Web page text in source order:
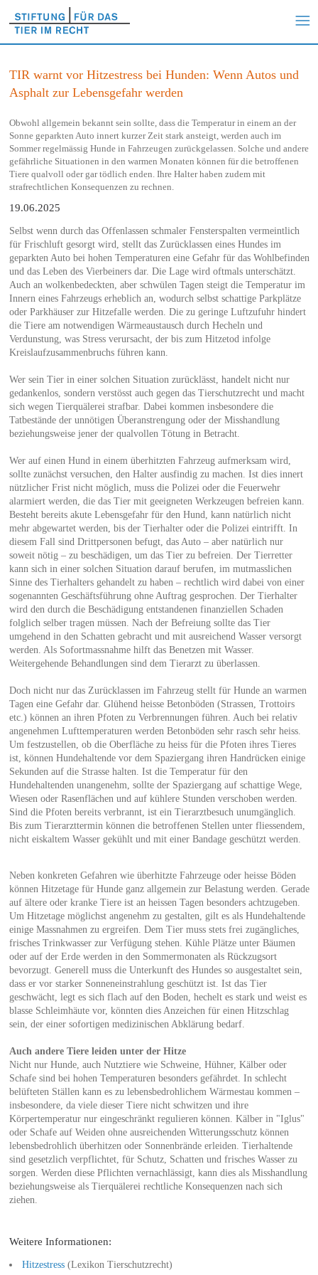
TIR warnt vor Hitzestress bei Hunden: Wenn Autos und
Asphalt zur Lebensgefahr werden
Obwohl allgemein bekannt sein sollte, dass die Temperatur in einem an der
Sonne geparkten Auto innert kurzer Zeit stark ansteigt, werden auch im
Sommer regelmässig Hunde in Fahrzeugen zurückgelassen. Solche und andere
gefährliche Situationen in den warmen Monaten können für die betroffenen
Tiere qualvoll oder gar tödlich enden. Ihre Halter haben zudem mit
strafrechtlichen Konsequenzen zu rechnen.
19.06.2025
Selbst wenn durch das Offenlassen schmaler Fensterspalten vermeintlich
für Frischluft gesorgt wird, stellt das Zurücklassen eines Hundes im
geparkten Auto bei hohen Temperaturen eine Gefahr für das Wohlbefinden
und das Leben des Vierbeiners dar. Die Lage wird oftmals unterschätzt.
Auch an wolkenbedeckten, aber schwülen Tagen steigt die Temperatur im
Innern eines Fahrzeugs erheblich an, wodurch selbst schattige Parkplätze
oder Parkhäuser zur Hitzefalle werden. Die zu geringe Luftzufuhr hindert
die Tiere am notwendigen Wärmeaustausch durch Hecheln und
Verdunstung, was Stress verursacht, der bis zum Hitzetod infolge
Kreislaufzusammenbruchs führen kann.
Wer sein Tier in einer solchen Situation zurücklässt, handelt nicht nur
gedankenlos, sondern verstösst auch gegen das Tierschutzrecht und macht
sich wegen Tierquälerei strafbar. Dabei kommen insbesondere die
Tatbestände der unnötigen Überanstrengung oder der Misshandlung
beziehungsweise jener der qualvollen Tötung in Betracht.
Wer auf einen Hund in einem überhitzten Fahrzeug aufmerksam wird,
sollte zunächst versuchen, den Halter ausfindig zu machen. Ist dies innert
nützlicher Frist nicht möglich, muss die Polizei oder die Feuerwehr
alarmiert werden, die das Tier mit geeigneten Werkzeugen befreien kann.
Besteht bereits akute Lebensgefahr für den Hund, kann natürlich nicht
mehr abgewartet werden, bis der Tierhalter oder die Polizei eintrifft. In
diesem Fall sind Drittpersonen befugt, das Auto – aber natürlich nur
soweit nötig – zu beschädigen, um das Tier zu befreien. Der Tierretter
kann sich in einer solchen Situation darauf berufen, im mutmasslichen
Sinne des Tierhalters gehandelt zu haben – rechtlich wird dabei von einer
sogenannten Geschäftsführung ohne Auftrag gesprochen. Der Tierhalter
wird den durch die Beschädigung entstandenen finanziellen Schaden
folglich selber tragen müssen. Nach der Befreiung sollte das Tier
umgehend in den Schatten gebracht und mit ausreichend Wasser versorgt
werden. Als Sofortmassnahme hilft das Benetzen mit Wasser.
Weitergehende Behandlungen sind dem Tierarzt zu überlassen.
Doch nicht nur das Zurücklassen im Fahrzeug stellt für Hunde an warmen
Tagen eine Gefahr dar. Glühend heisse Betonböden (Strassen, Trottoirs
etc.) können an ihren Pfoten zu Verbrennungen führen. Auch bei relativ
angenehmen Lufttemperaturen werden Betonböden sehr rasch sehr heiss.
Um festzustellen, ob die Oberfläche zu heiss für die Pfoten ihres Tieres
ist, können Hundehaltende vor dem Spaziergang ihren Handrücken einige
Sekunden auf die Strasse halten. Ist die Temperatur für den
Hundehaltenden unangenehm, sollte der Spaziergang auf schattige Wege,
Wiesen oder Rasenflächen und auf kühlere Stunden verschoben werden.
Sind die Pfoten bereits verbrannt, ist ein Tierarztbesuch unumgänglich.
Bis zum Tierarzttermin können die betroffenen Stellen unter fliessendem,
nicht eiskaltem Wasser gekühlt und mit einer Bandage geschützt werden.
Neben konkreten Gefahren wie überhitzte Fahrzeuge oder heisse Böden
können Hitzetage für Hunde ganz allgemein zur Belastung werden. Gerade
auf ältere oder kranke Tiere ist an heissen Tagen besonders achtzugeben.
Um Hitzetage möglichst angenehm zu gestalten, gilt es als Hundehaltende
einige Massnahmen zu ergreifen. Dem Tier muss stets frei zugängliches,
frisches Trinkwasser zur Verfügung stehen. Kühle Plätze unter Bäumen
oder auf der Erde werden in den Sommermonaten als Rückzugsort
bevorzugt. Generell muss die Unterkunft des Hundes so ausgestaltet sein,
dass er vor starker Sonneneinstrahlung geschützt ist. Ist das Tier
geschwächt, legt es sich flach auf den Boden, hechelt es stark und weist es
blasse Schleimhäute vor, könnten dies Anzeichen für einen Hitzschlag
sein, der einer sofortigen medizinischen Abklärung bedarf.
Auch andere Tiere leiden unter der Hitze
Nicht nur Hunde, auch Nutztiere wie Schweine, Hühner, Kälber oder
Schafe sind bei hohen Temperaturen besonders gefährdet. In schlecht
belüfteten Ställen kann es zu lebensbedrohlichem Wärmestau kommen –
insbesondere, da viele dieser Tiere nicht schwitzen und ihre
Körpertemperatur nur eingeschränkt regulieren können. Kälber in "Iglus"
oder Schafe auf Weiden ohne ausreichenden Witterungsschutz können
lebensbedrohlich überhitzen oder Sonnenbrände erleiden. Tierhaltende
sind gesetzlich verpflichtet, für Schutz, Schatten und frisches Wasser zu
sorgen. Werden diese Pflichten vernachlässigt, kann dies als Misshandlung
beziehungsweise als Tierquälerei rechtliche Konsequenzen nach sich
ziehen.
Weitere Informationen:
Hitzestress(Lexikon Tierschutzrecht)